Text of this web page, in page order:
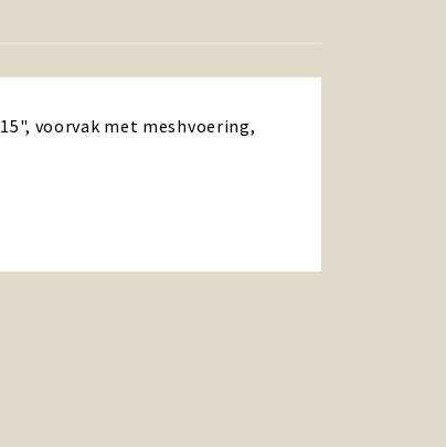
voorvak met meshvoering,